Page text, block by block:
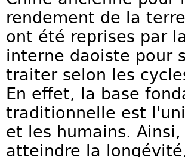
rendement de la
ont été reprises par
interne daoiste pour
traiter selon les
En effet, la base
traditionnelle est
et les humains.
atteindre la